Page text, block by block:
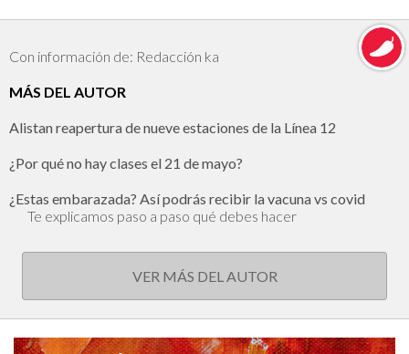
Con información de: Redacción ka
MÁS DEL AUTOR
Alistan reapertura de nueve estaciones de la Línea 12
¿Por qué no hay clases el 21 de mayo?
¿Estas embarazada? Así podrás recibir la vacuna vs covid
Te explicamos paso a paso qué debes hacer
VER MÁS DEL AUTOR